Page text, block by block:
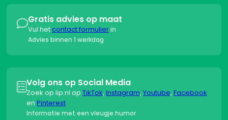
Gratis advies op maat
Vul hetcontact formulierin
Advies binnen 1 werkdag
Volg ons op Social Media
Zoek op lip.nl op TikTok, Instagram, Youtube, Facebook
en Pinterest
Informatie met een vleugje humor